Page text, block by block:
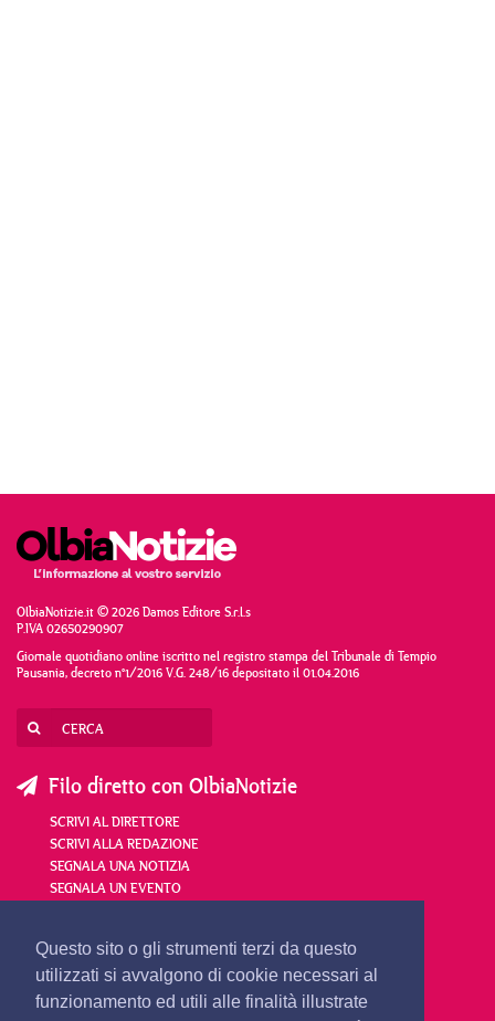
Questo sito o gli strumenti terzi da questo
utilizzati si avvalgono di cookie necessari al
funzionamento ed utili alle finalità illustrate
OlbiaNotizie.it © 2026 Damos Editore S.r.l.s
P.IVA 02650290907
Giornale quotidiano online iscritto nel registro stampa del Tribunale di Tempio
Pausania, decreto n°1/2016 V.G. 248/16 depositato il 01.04.2016
Filo diretto con OlbiaNotizie
SCRIVI AL DIRETTORE
SCRIVI ALLA REDAZIONE
SEGNALA UNA NOTIZIA
SEGNALA UN EVENTO
redazione@olbianotizie.it